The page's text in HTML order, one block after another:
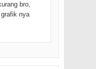
bro,
nya